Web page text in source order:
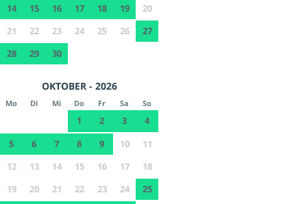
14
15 16 17 18 19
20
21
22 23 24 25 26
27
28
29 30
OKTOBER - 2026
Mo Di Mi Do Fr Sa So
1 2 3
4
5
6 7 8 9 10
11
12
13 14 15 16 17
18
19
20 21 22 23 24
25